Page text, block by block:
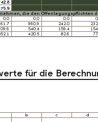
die den Offenlegungspflichten
0.0 0.0 0.0
960.9 242.0
540.4 159.4
420.5 82.6
für die
b c d